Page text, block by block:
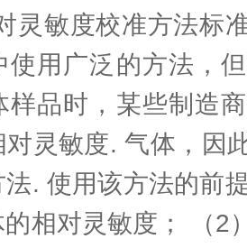
灵敏度校准方法标
使用广泛的方法，
样品时，某些制造
灵敏度. 气体，因
. 使用该方法的前
相对灵敏度； （2